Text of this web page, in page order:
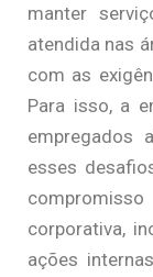
manter
atendida nas
com as
Para isso, a
empregados
esses
corporativa,
ações